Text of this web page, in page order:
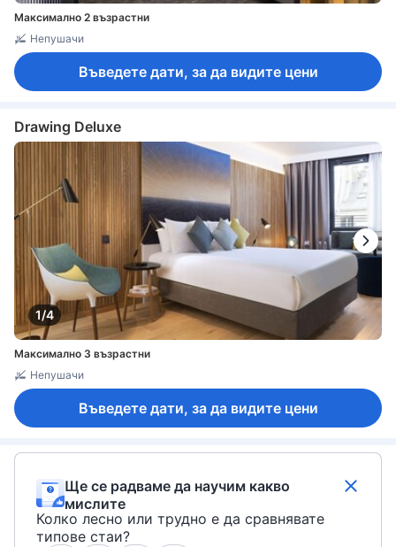
Максимално 2 възрастни
Непушачи
Въведете дати, за да видите цени
Drawing Deluxe
1/4
Максимално 3 възрастни
Непушачи
Въведете дати, за да видите цени
Ще се радваме да научим какво
мислите
Колко лесно или трудно е да сравнявате
типове стаи?